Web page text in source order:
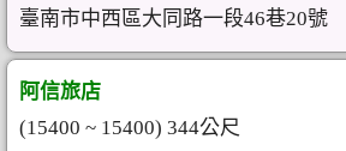
臺南市中西區大同路一段46巷20號
阿信旅店
(15400 ~ 15400) 344公尺